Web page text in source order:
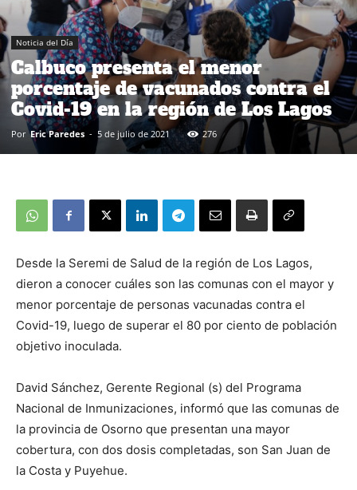
Noticia del Día
Calbuco presenta el menor
porcentaje de vacunados contra el
Covid-19 en la región de Los Lagos
Por Eric Paredes - 5 de julio de 2021 276
Desde la Seremi de Salud de la región de Los Lagos,
dieron a conocer cuáles son las comunas con el mayor y
menor porcentaje de personas vacunadas contra el
Covid-19, luego de superar el 80 por ciento de población
objetivo inoculada.
David Sánchez, Gerente Regional (s) del Programa
Nacional de Inmunizaciones, informó que las comunas de
la provincia de Osorno que presentan una mayor
cobertura, con dos dosis completadas, son San Juan de
la Costa y Puyehue.